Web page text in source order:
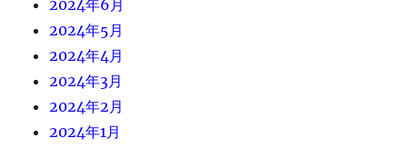
2024年6月
2024年5月
2024年4月
2024年3月
2024年2月
2024年1月